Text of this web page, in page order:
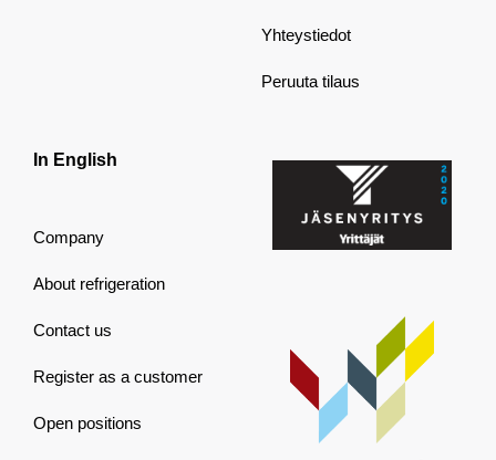
Yhteystiedot
Peruuta tilaus
In English
Company
About refrigeration
Contact us
Register as a customer
Open positions